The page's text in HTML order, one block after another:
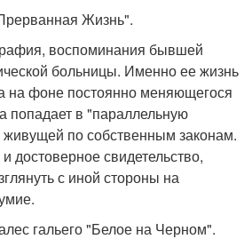
Жизнь".
воспоминания бывшей
больницы. Именно ее жизнь
на фоне постоянно меняющегося
попадает в "параллельную
живущей по собственным законам.
достоверное свидетельство,
с иной стороны на
гальего "Белое на Черном".